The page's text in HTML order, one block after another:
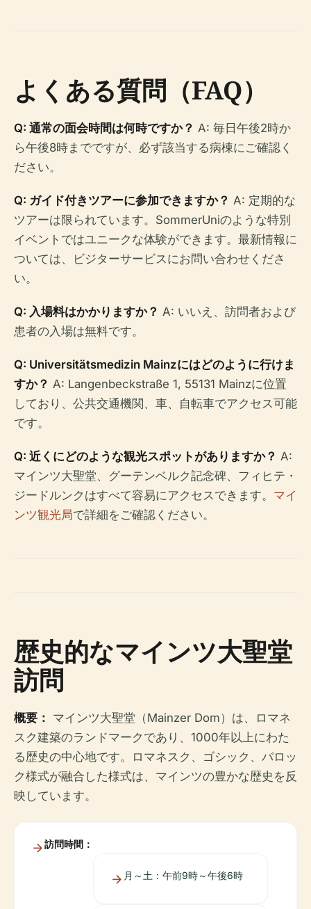
よくある質問（FAQ）
Q: 通常の面会時間は何時ですか？ A: 毎日午後2時か
ら午後8時までですが、必ず該当する病棟にご確認く
ださい。
Q: ガイド付きツアーに参加できますか？ A: 定期的な
ツアーは限られています。SommerUniのような特別
イベントではユニークな体験ができます。最新情報に
ついては、ビジターサービスにお問い合わせくださ
い。
Q: 入場料はかかりますか？ A: いいえ、訪問者および
患者の入場は無料です。
Q: Universitätsmedizin Mainzにはどのように行けま
すか？ A: Langenbeckstraße 1, 55131 Mainzに位置
しており、公共交通機関、車、自転車でアクセス可能
です。
Q: 近くにどのような観光スポットがありますか？ A:
マインツ大聖堂、グーテンベルク記念碑、フィヒテ・
ジードルンクはすべて容易にアクセスできます。 マイ
ンツ観光局で詳細をご確認ください。
歴史的なマインツ大聖堂
訪問
概要： マインツ大聖堂（Mainzer Dom）は、ロマネ
スク建築のランドマークであり、1000年以上にわた
る歴史の中心地です。ロマネスク、ゴシック、バロッ
ク様式が融合した様式は、マインツの豊かな歴史を反
映しています。
訪問時間：
月～土：午前9時～午後6時